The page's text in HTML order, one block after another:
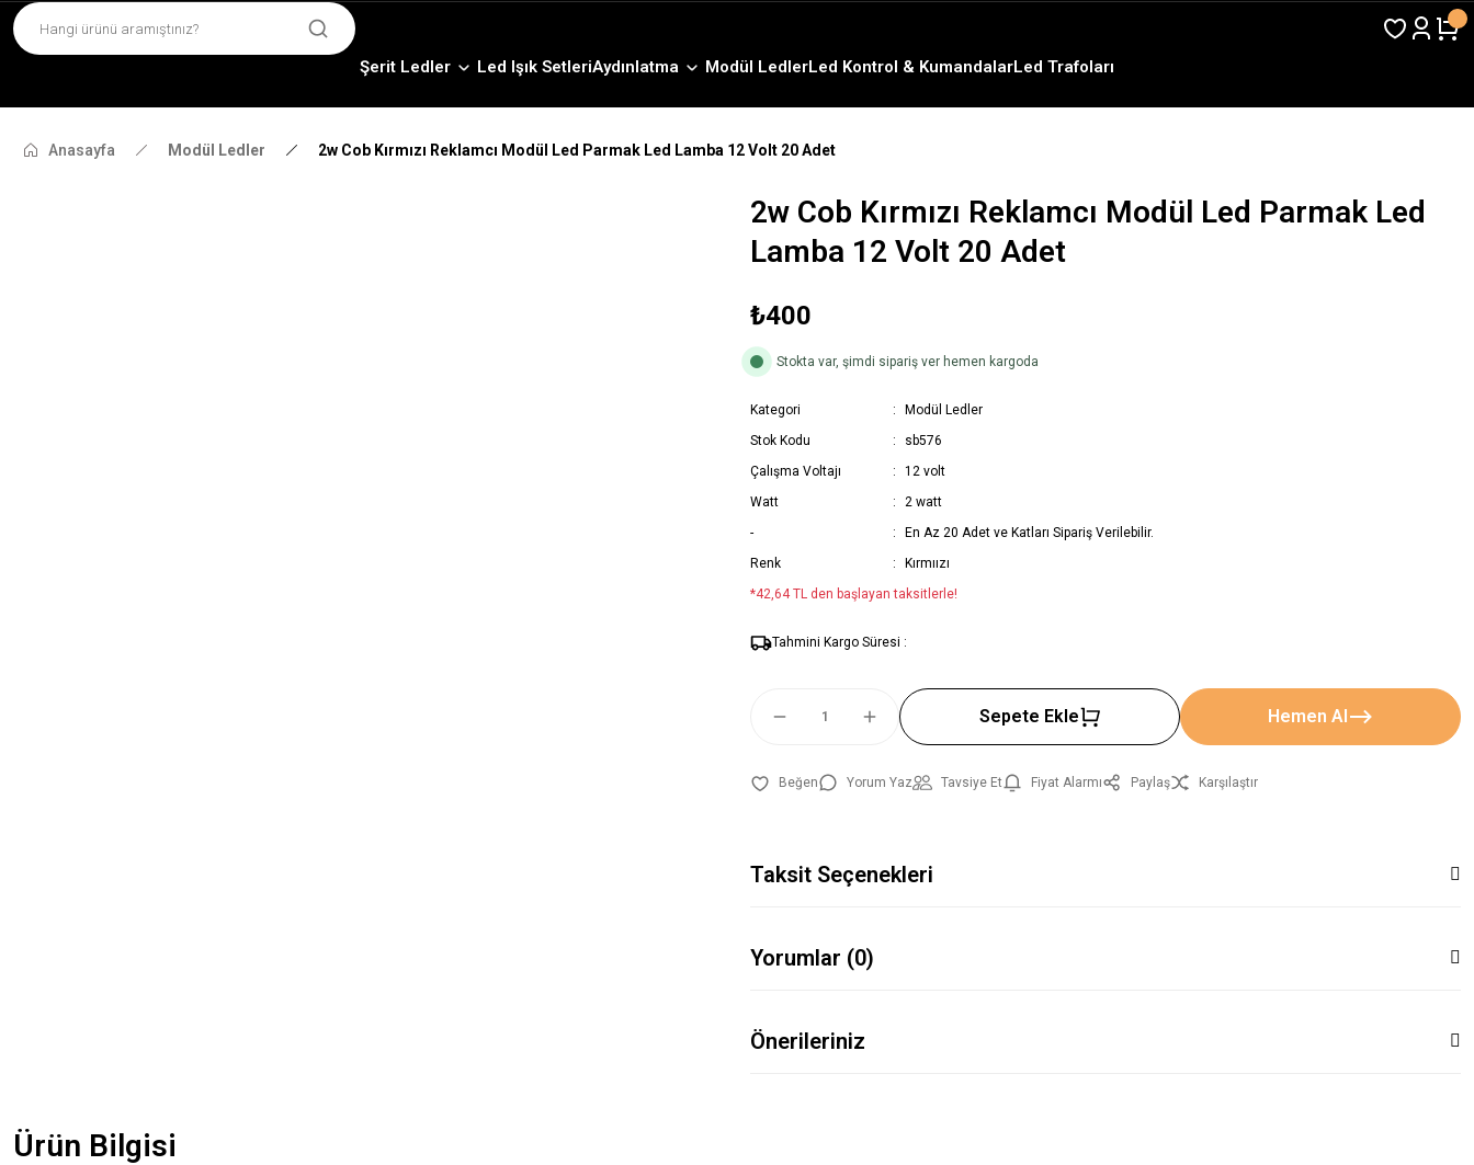
3000 TL ve Üzeri Alışverişlerde Ücretsiz Kargo !
Şerit Ledler Led Işık SetleriAydınlatma Modül LedlerLed Kontrol & KumandalarLed Trafoları
Anasayfa Modül Ledler 2w Cob Kırmızı Reklamcı Modül Led Parmak Led Lamba 12 Volt 20 Adet
2w Cob Kırmızı Reklamcı Modül Led Parmak Led
Lamba 12 Volt 20 Adet
₺400
Stokta var, şimdi sipariş ver hemen kargoda
Kategori
Modül Ledler
Stok Kodu
sb576
Çalışma Voltajı
12 volt
Watt
2 watt
-
En Az 20 Adet ve Katları Sipariş Verilebilir.
Renk
Kırmıızı
*42,64 TL den başlayan taksitlerle!
Tahmini Kargo Süresi :
Sepete Ekle Hemen Al
Yorum Yaz Tavsiye Et Fiyat Alarmı Paylaş Karşılaştır
Taksit Seçenekleri
Yorumlar (0)
Önerileriniz
Ürün Bilgisi